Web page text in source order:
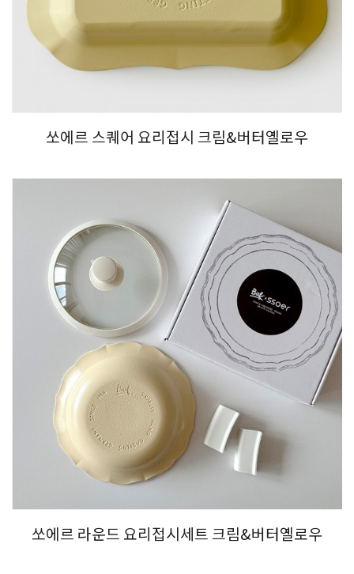
쏘에르 스퀘어 요리접시 크림&버터옐로우
쏘에르 라운드 요리접시세트 크림&버터옐로우